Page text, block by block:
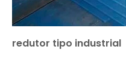
redutor tipo industrial